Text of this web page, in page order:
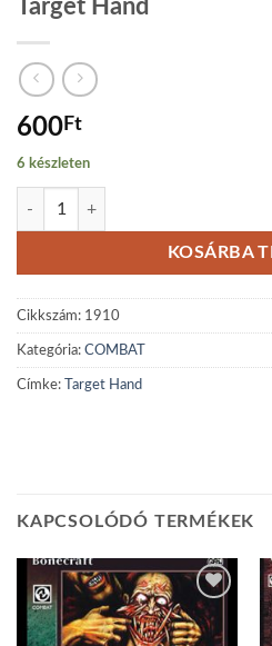
Target Hand
600Ft
6 készleten
Target Hand mennyiség
KOSÁRBA
Cikkszám: 1910
Kategória: COMBAT
Címke: Target Hand
KAPCSOLÓDÓ TERMÉKEK
Add to
wishlist